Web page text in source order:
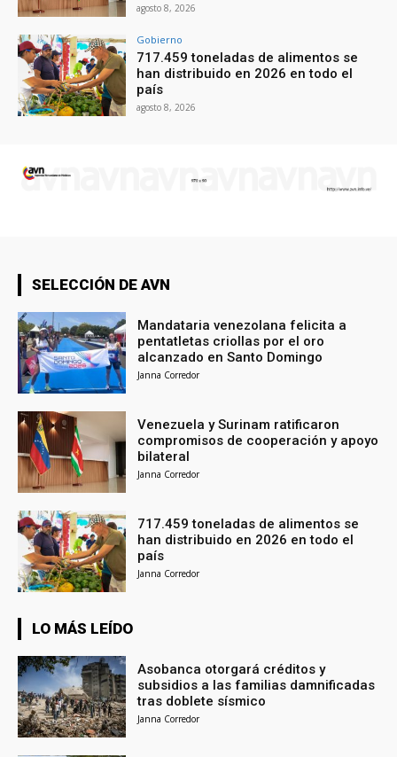
agosto 8, 2026
Gobierno
717.459 toneladas de alimentos se
han distribuido en 2026 en todo el
país
agosto 8, 2026
SELECCIÓN DE AVN
Mandataria venezolana felicita a
pentatletas criollas por el oro
alcanzado en Santo Domingo
Janna Corredor
Venezuela y Surinam ratificaron
compromisos de cooperación y apoyo
bilateral
Janna Corredor
717.459 toneladas de alimentos se
han distribuido en 2026 en todo el
país
Janna Corredor
LO MÁS LEÍDO
Asobanca otorgará créditos y
subsidios a las familias damnificadas
tras doblete sísmico
Janna Corredor